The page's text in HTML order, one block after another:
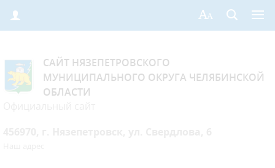
САЙТ НЯЗЕПЕТРОВСКОГО
МУНИЦИПАЛЬНОГО ОКРУГА ЧЕЛЯБИНСКОЙ
ОБЛАСТИ